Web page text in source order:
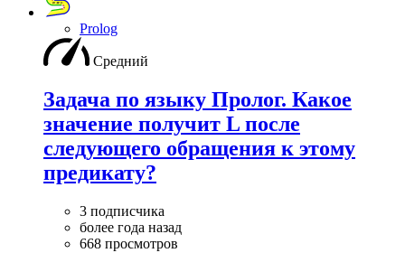
Prolog
Средний
Задача по языку Пролог. Какое
значение получит L после
следующего обращения к этому
предикату?
3 подписчика
более года назад
668 просмотров